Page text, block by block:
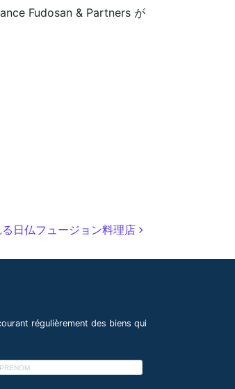
Fudosan & Partners が
日仏フュージョン料理店
régulièrement des biens qui